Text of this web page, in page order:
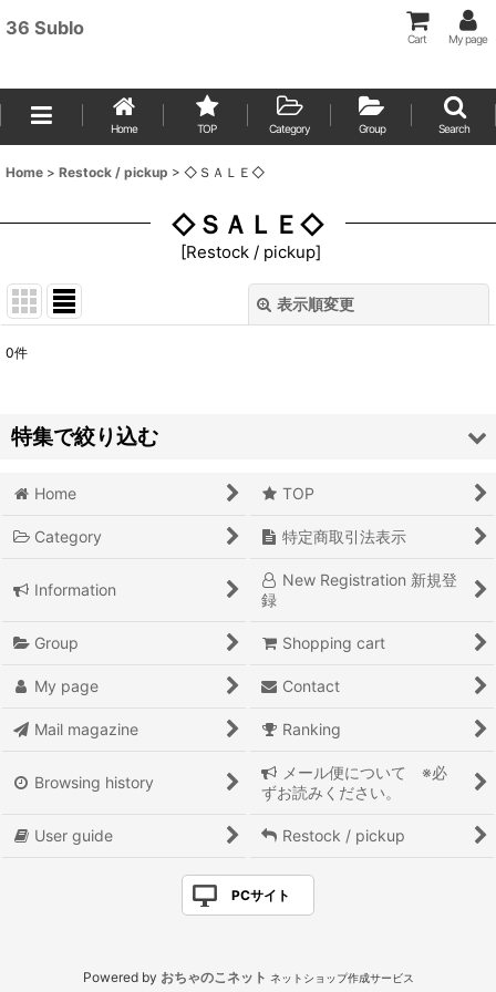
36 Sublo
Cart My page
Home TOP Category Group Search
Home > Restock / pickup > ◇ＳＡＬＥ◇
◇ＳＡＬＥ◇
[Restock / pickup]
表示順変更
並び順:
絞り込む
0件
特集で絞り込む
36 オリジナル
ミニチュア
◇ＳＡＬＥ◇
東京・吉祥寺 土産
『ナツカシイ！』
『シブイ！』
『カッコイイ！』
『オモシロイ！』
『ベンリ！』
Home TOP
Category 特定商取引法表示
Information
New Registration 新規登
録
Group Shopping cart
My page Contact
Mail magazine Ranking
Browsing history
メール便について ※必
ずお読みください。
User guide Restock / pickup
PCサイト
Powered by おちゃのこネット ネットショップ作成サービス